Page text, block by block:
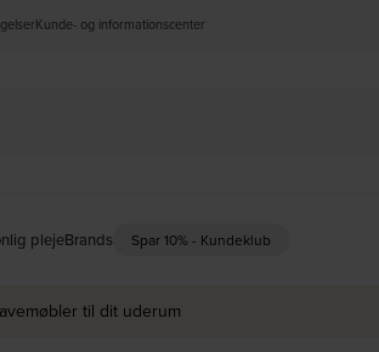
Kunde- og informationscenter
plejeBrands Spar 10% - Kundeklub
til dit uderum